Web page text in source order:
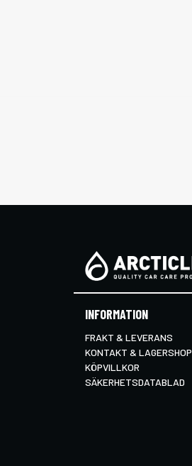
INFORMATION
FRAKT & LEVERANS
KONTAKT & LAGERSHOP
KÖPVILLKOR
SÄKERHETSDATABLAD